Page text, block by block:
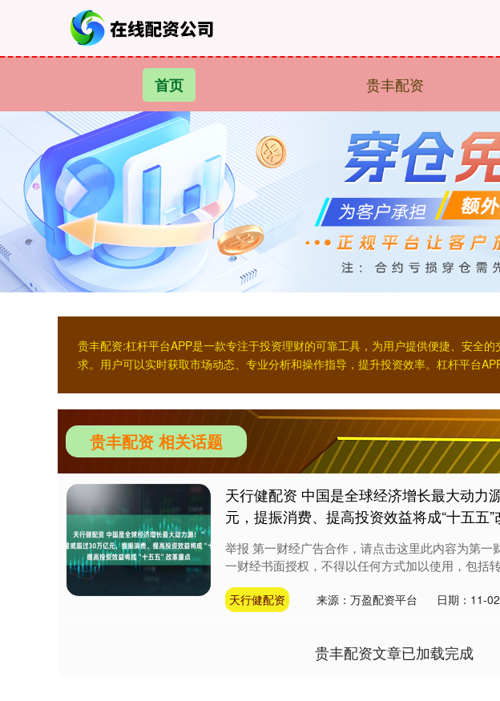
首页 贵丰配资
贵丰配资:杠杆平台APP是一款专注于投资理财的可靠工具，为用户提供便捷、安全
求。用户可以实时获取市场动态、专业分析和操作指导，提升投资效率。杠杆平台
贵丰配资 相关话题
天行健配资 中国是全球经济增长最大动力
元，提振消费、提高投资效益将成“十五五”
举报 第一财经广告合作，请点击这里此内容为第
一财经书面授权，不得以任何方式加以使用，包括
天行健配资 来源：万盈配资平台 日期：11-02
贵丰配资文章已加载完成